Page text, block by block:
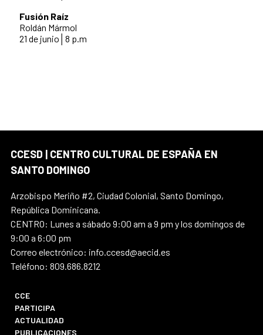
Fusión Raíz
Roldán Mármol
21 de junio│8 p.m
CCESD | CENTRO CULTURAL DE ESPAÑA EN
SANTO DOMINGO
Arzobispo Meriño #2, Ciudad Colonial, Santo Domingo,
República Dominicana.
CENTRO: Lunes a sábado 9:00 am a 9 pm y los domingos de
9:00 a 6:00 pm
Correo electrónico: info.ccesd@aecid.es
Teléfono: 809.686.8212
CCE
PARTICIPA
ACTUALIDAD
PUBLICACIONES